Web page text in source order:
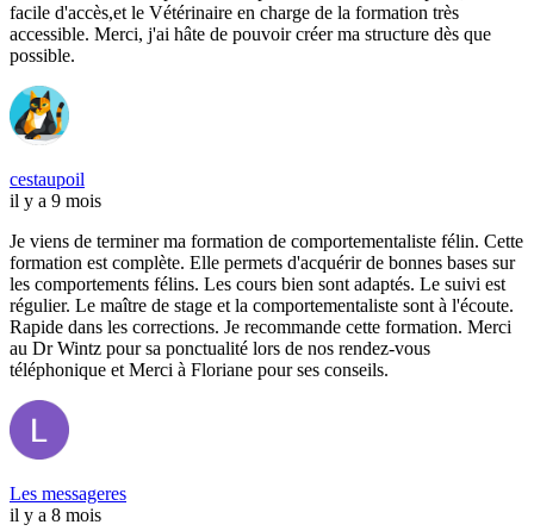
facile d'accès,et le Vétérinaire en charge de la formation très
accessible. Merci, j'ai hâte de pouvoir créer ma structure dès que
possible.
cestaupoil
il y a 9 mois
Je viens de terminer ma formation de comportementaliste félin. Cette
formation est complète. Elle permets d'acquérir de bonnes bases sur
les comportements félins. Les cours bien sont adaptés. Le suivi est
régulier. Le maître de stage et la comportementaliste sont à l'écoute.
Rapide dans les corrections. Je recommande cette formation. Merci
au Dr Wintz pour sa ponctualité lors de nos rendez-vous
téléphonique et Merci à Floriane pour ses conseils.
Les messageres
il y a 8 mois